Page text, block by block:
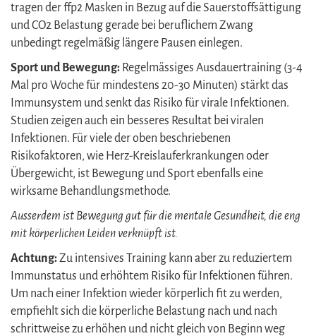
tragen der ffp2 Masken in Bezug auf die Sauerstoffsättigung
und CO2 Belastung gerade bei beruflichem Zwang
unbedingt regelmäßig längere Pausen einlegen.
Sport und Bewegung: Regelmässiges Ausdauertraining (3-4
Mal pro Woche für mindestens 20-30 Minuten) stärkt das
Immunsystem und senkt das Risiko für virale Infektionen.
Studien zeigen auch ein besseres Resultat bei viralen
Infektionen. Für viele der oben beschriebenen
Risikofaktoren, wie Herz-Kreislauferkrankungen oder
Übergewicht, ist Bewegung und Sport ebenfalls eine
wirksame Behandlungsmethode.
Ausserdem ist Bewegung gut für die mentale Gesundheit, die eng
mit körperlichen Leiden verknüpft ist.
Achtung:Zu intensives Training kann aber zu reduziertem
Immunstatus und erhöhtem Risiko für Infektionen führen.
Um nach einer Infektion wieder körperlich fit zu werden,
empfiehlt sich die körperliche Belastung nach und nach
schrittweise zu erhöhen und nicht gleich von Beginn weg